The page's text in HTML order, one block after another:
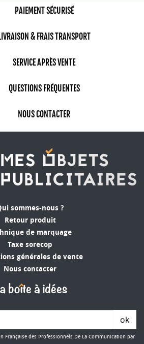
lors de salons ou
répondre au mieux à vos
bonnet de noël
souvent très apprécié à
pour les fêtes de fins
toucher, charmant avec son
100% polyester, il ravira celui à
Lebonnet de noël personnalisé
invités lors des fêtes de Noël,
par exemple.
vite votre
bonne de noël
!
PAIEMENT SÉCURISÉ
LIVRAISON & FRAIS TRANSPORT
SERVICE APRÈS VENTE
QUESTIONS FRÉQUENTES
NOUS CONTACTER
sommes-nous ?
Retour produit
de marquage
Taxe sorecop
générales de vente
Nous contacter
ok
Française des Professionnels De La Communication par